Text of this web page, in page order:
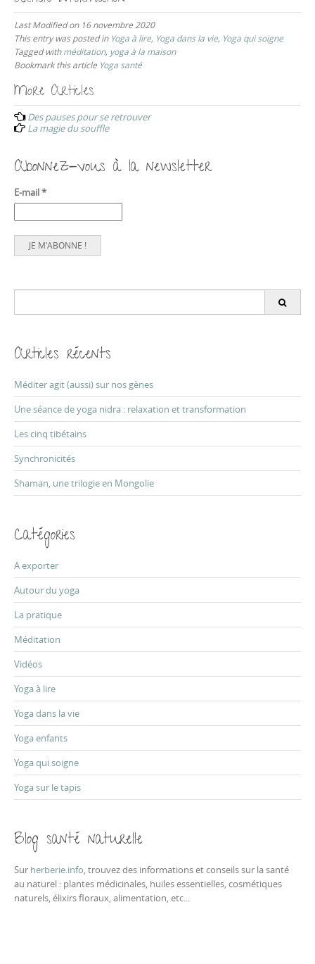
Last Modified on 16 novembre 2020
This entry was posted in Yoga à lire, Yoga dans la vie, Yoga qui soigne
Tagged withméditation, yoga à la maison
Bookmark this article Yoga santé
P
o
t
n
a
v
i
g
a
i
o
n
More Articles
Des pauses pour se retrouver
La magie du souffle
Abonnez-vous à la newsletter
E-mail*
c
f
o
r
:
Articles récents
Méditer agit (aussi) sur nos gènes
Une séance de yoga nidra : relaxation et transformation
Les cinq tibétains
Synchronicités
Shaman, une trilogie en Mongolie
Catégories
A exporter
Autour du yoga
La pratique
Méditation
Vidéos
Yoga à lire
Yoga dans la vie
Yoga enfants
Yoga qui soigne
Yoga sur le tapis
Blog santé naturelle
Sur herberie.info, trouvez des informations et conseils sur la santé
au naturel : plantes médicinales, huiles essentielles, cosmétiques
naturels, élixirs floraux, alimentation, etc...